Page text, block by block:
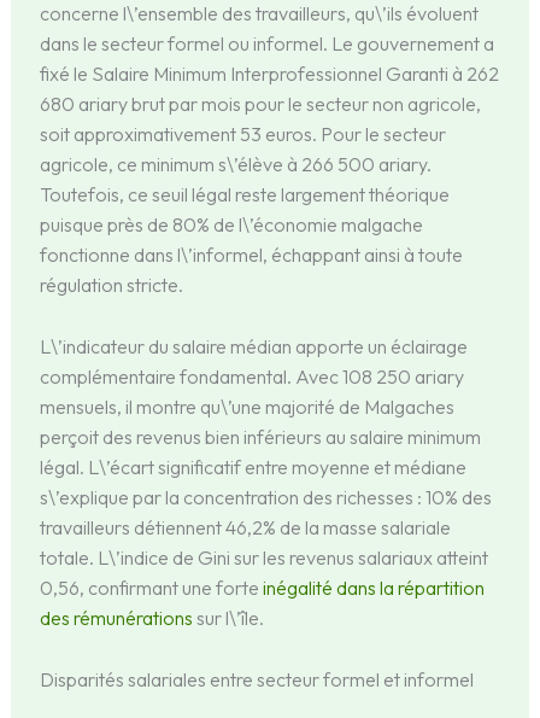
concerne l\’ensemble des travailleurs, qu\’ils évoluent
dans le secteur formel ou informel. Le gouvernement a
fixé le Salaire Minimum Interprofessionnel Garanti à 262
680 ariary brut par mois pour le secteur non agricole,
soit approximativement 53 euros. Pour le secteur
agricole, ce minimum s\’élève à 266 500 ariary.
Toutefois, ce seuil légal reste largement théorique
puisque près de 80% de l\’économie malgache
fonctionne dans l\’informel, échappant ainsi à toute
régulation stricte.
L\’indicateur du salaire médian apporte un éclairage
complémentaire fondamental. Avec 108 250 ariary
mensuels, il montre qu\’une majorité de Malgaches
perçoit des revenus bien inférieurs au salaire minimum
légal. L\’écart significatif entre moyenne et médiane
s\’explique par la concentration des richesses : 10% des
travailleurs détiennent 46,2% de la masse salariale
totale. L\’indice de Gini sur les revenus salariaux atteint
0,56, confirmant une forte inégalité dans la répartition
des rémunérations sur l\’île.
Disparités salariales entre secteur formel et informel